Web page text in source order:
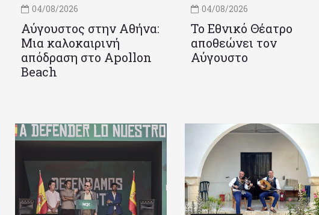
04/08/2026
Αύγουστος στην Αθήνα:
Μια καλοκαιρινή
απόδραση στο Apollon
Beach
04/08/2026
Το Εθνικό Θέατρο
αποθεώνει τον
Αύγουστο